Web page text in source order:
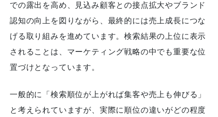
での露出を高め、見込み顧客との接点拡大やブランド
認知の向上を図りながら、最終的には売上成長につな
げる取り組みを進めています。検索結果の上位に表示
されることは、マーケティング戦略の中でも重要な位
置づけとなっています。
一般的に「検索順位が上がれば集客や売上も伸びる」
と考えられていますが、実際に順位の違いがどの程度